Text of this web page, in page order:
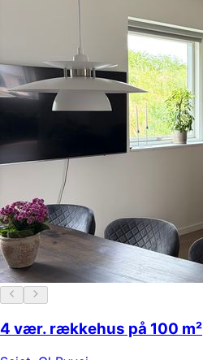
4 vær. rækkehus på 100 m²